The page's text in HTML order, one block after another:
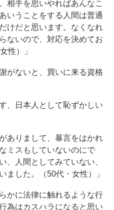
相手を思いやればあんなこ
いうことをする人間は普通
けだと思います。なくなれ
ないので、対応を決めてお
性）」
がないと、買いに来る資格
、日本人として恥ずかしい
ありまして、暴言をはかれ
ミスもしていないのにで
、人間としてみていない、
ました。（50代・女性）」
かに法律に触れるような行
為はカスハラになると思い